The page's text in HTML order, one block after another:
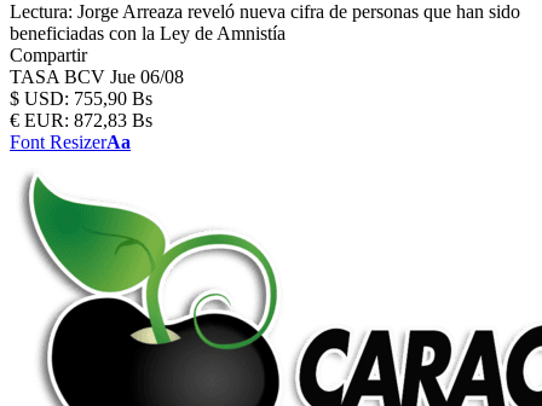
Lectura: Jorge Arreaza reveló nueva cifra de personas que han sido
beneficiadas con la Ley de Amnistía
Compartir
TASA BCV Jue 06/08
$ USD: 755,90 Bs
€ EUR: 872,83 Bs
Font ResizerAa